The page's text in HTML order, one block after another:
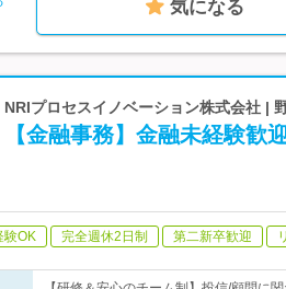
気になる
NRIプロセスイノベーション株式会社 |
【金融事務】金融未経験歓
験OK 完全週休2日制 第二新卒歓迎